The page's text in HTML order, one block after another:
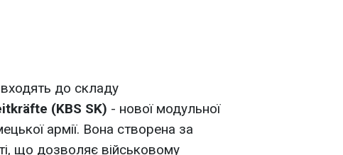
до складу
(KBS SK) - нової модульної
армії. Вона створена за
що дозволяє військовому